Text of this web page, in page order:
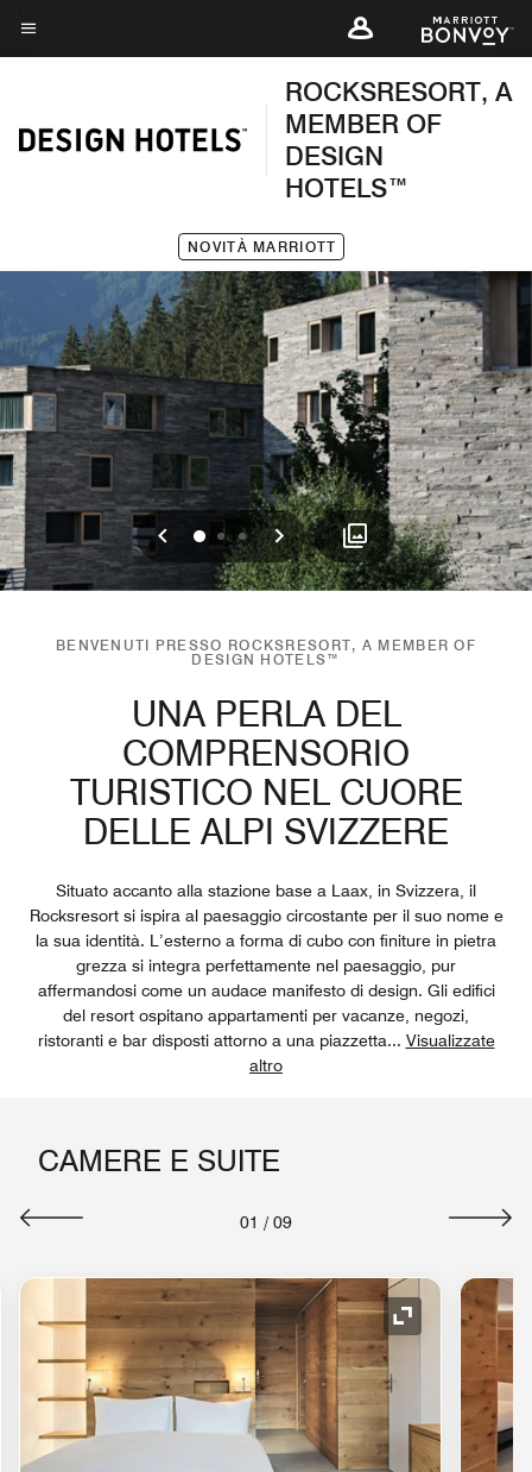
Skip
toTesto del menu
ROCKSRESORT, A
MEMBER OF
DESIGN
HOTELS™
NOVITÀ MARRIOTT
Precedente
0 1 2 Successivo
BENVENUTI PRESSO ROCKSRESORT, A MEMBER OF
DESIGN HOTELS™
UNA PERLA DEL
COMPRENSORIO
TURISTICO NEL CUORE
DELLE ALPI SVIZZERE
Situato accanto alla stazione base a Laax, in Svizzera, il
Rocksresort si ispira al paesaggio circostante per il suo nome e
la sua identità. L’esterno a forma di cubo con finiture in pietra
grezza si integra perfettamente nel paesaggio, pur
affermandosi come un audace manifesto di design. Gli edifici
del resort ospitano appartamenti per vacanze, negozi,
ristoranti e bar disposti attorno a una piazzetta... Visualizzate
altro
CAMERE E SUITE
01 / 09
Espansione Icona